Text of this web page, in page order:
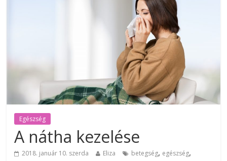
Egészség
A nátha kezelése
2018. január 10. szerda Eliza betegség, egészség,